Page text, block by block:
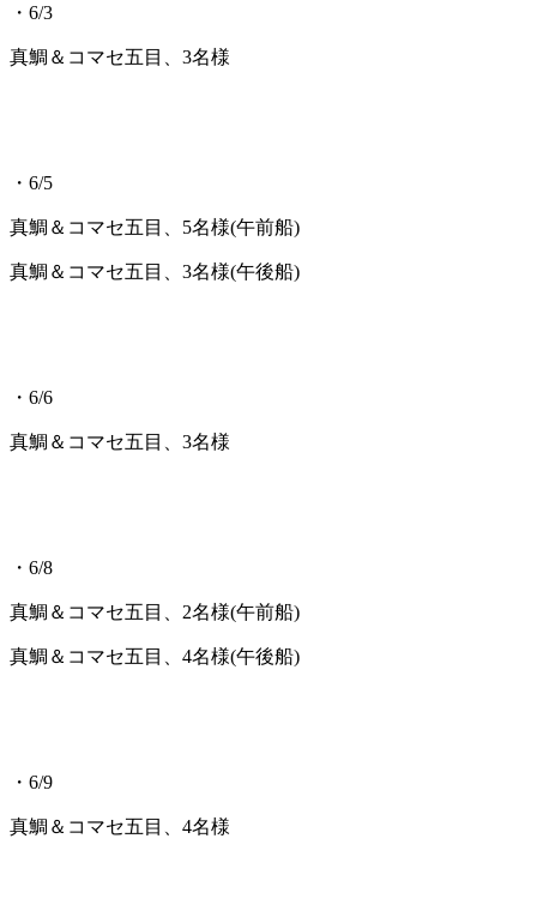
・6/3
真鯛＆コマセ五目、3名様
・6/5
真鯛＆コマセ五目、5名様(午前船)
真鯛＆コマセ五目、3名様(午後船)
・6/6
真鯛＆コマセ五目、3名様
・6/8
真鯛＆コマセ五目、2名様(午前船)
真鯛＆コマセ五目、4名様(午後船)
・6/9
真鯛＆コマセ五目、4名様